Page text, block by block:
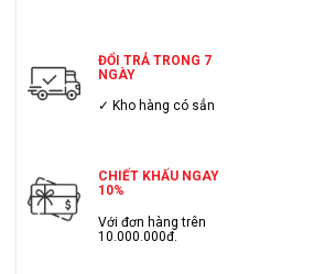
ĐỔI TRẢ TRONG 7
NGÀY
✓ Kho hàng có sẳn
CHIẾT KHẤU NGAY
10%
Với đơn hàng trên
10.000.000đ.